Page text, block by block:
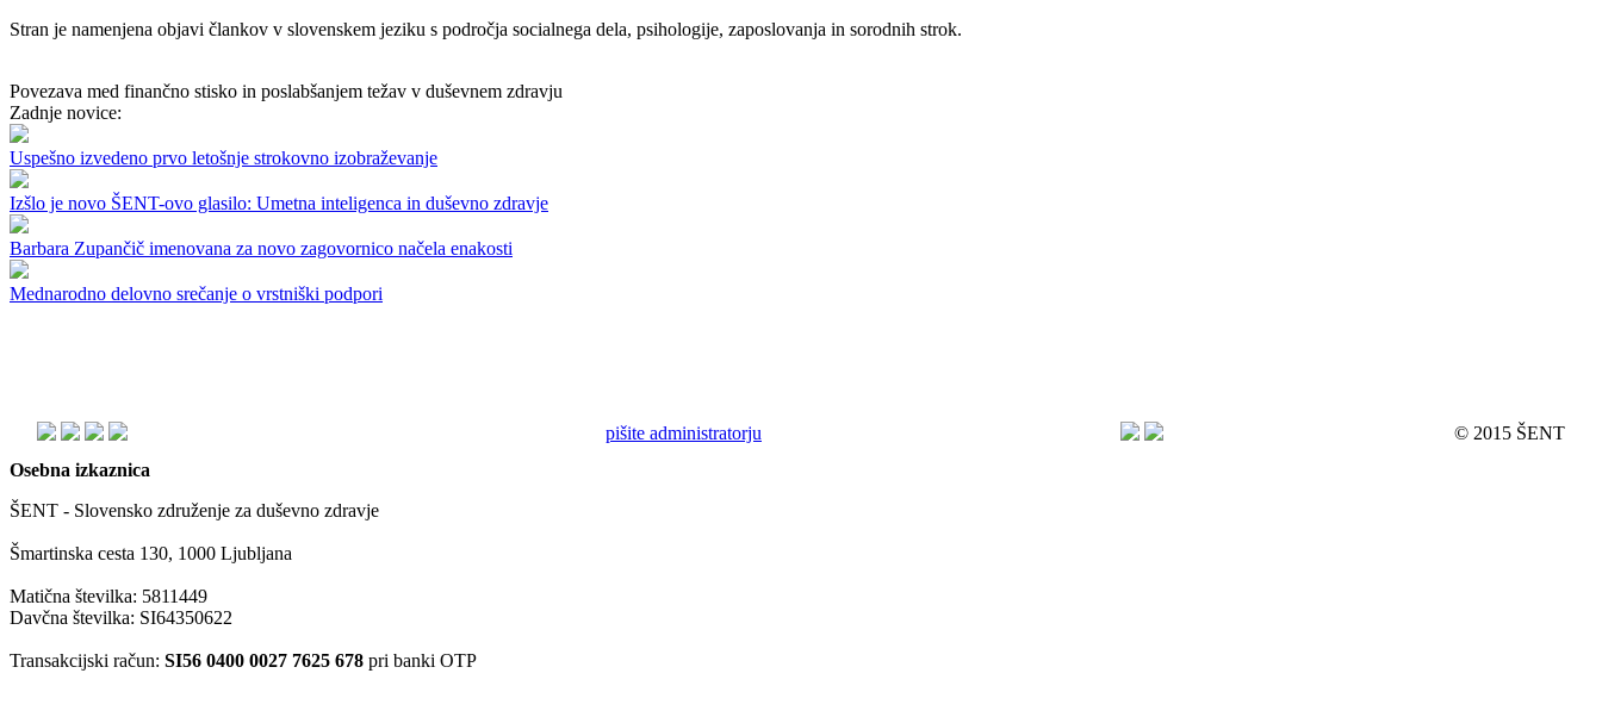
Stran je namenjena objavi člankov v slovenskem jeziku s področja socialnega dela, psihologije, zaposlovanja in sorodnih strok.
Povezava med finančno stisko in poslabšanjem težav v duševnem zdravju
Zadnje novice:
Uspešno izvedeno prvo letošnje strokovno izobraževanje
Izšlo je novo ŠENT-ovo glasilo: Umetna inteligenca in duševno zdravje
Barbara Zupančič imenovana za novo zagovornico načela enakosti
Mednarodno delovno srečanje o vrstniški podpori
pišite administratorju
© 2015 ŠENT
Osebna izkaznica
ŠENT - Slovensko združenje za duševno zdravje
Šmartinska cesta 130, 1000 Ljubljana
Matična številka: 5811449
Davčna številka: SI64350622
Transakcijski račun: SI56 0400 0027 7625 678 pri banki OTP